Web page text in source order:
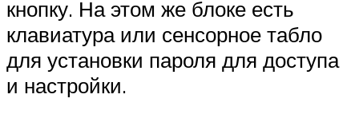
кнопку. На этом же блоке есть
клавиатура или сенсорное табло
для установки пароля для доступа
и настройки.